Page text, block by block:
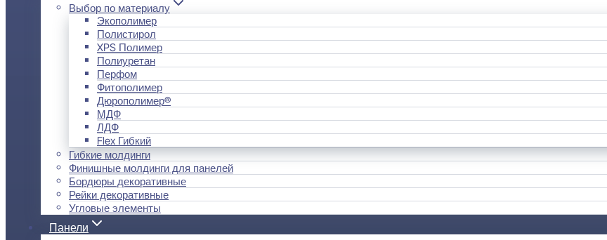
Выбор по материалу
Экополимер
Полистирол
XPS Полимер
Полиуретан
Перфом
Фитополимер
Дюрополимер®
МДФ
ЛДФ
Flex Гибкий
Гибкие молдинги
Финишные молдинги для панелей
Бордюры декоративные
Рейки декоративные
Угловые элементы
Панели